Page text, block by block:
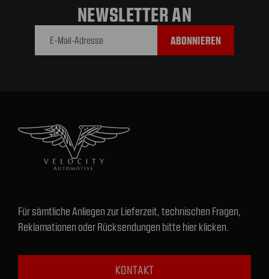
NEWSLETTER AN
Für sämtliche Anliegen zur Lieferzeit, technischen Fragen,
Reklamationen oder Rücksendungen bitte hier klicken.
KONTAKT